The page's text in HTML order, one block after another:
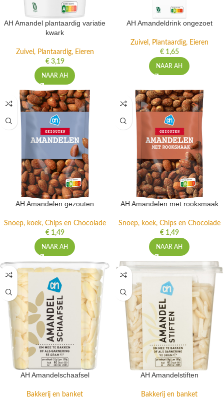
AH Amandel plantaardig variatie
kwark
Zuivel, Plantaardig, Eieren
€3,19
NAAR AH
AH Amandeldrink ongezoet
Zuivel, Plantaardig, Eieren
€1,65
NAAR AH
AH Amandelen gezouten
Snoep, koek, Chips en Chocolade
€1,49
NAAR AH
AH Amandelen met rooksmaak
Snoep, koek, Chips en Chocolade
€1,49
NAAR AH
AH Amandelschaafsel
Bakkerij en banket
AH Amandelstiften
Bakkerij en banket